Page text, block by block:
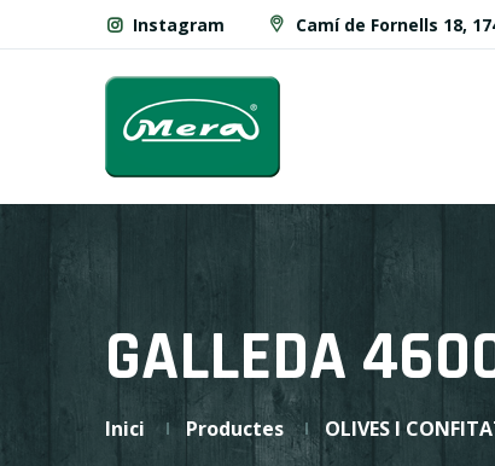
Instagram Camí de Fornells 18,
GALLEDA
Inici Productes OLIVES I